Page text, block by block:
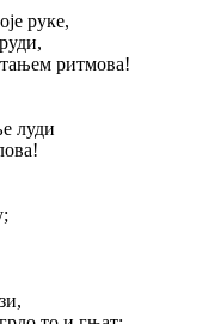
руке,
ритмова!
луди